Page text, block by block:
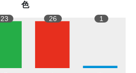
色
23 26 1